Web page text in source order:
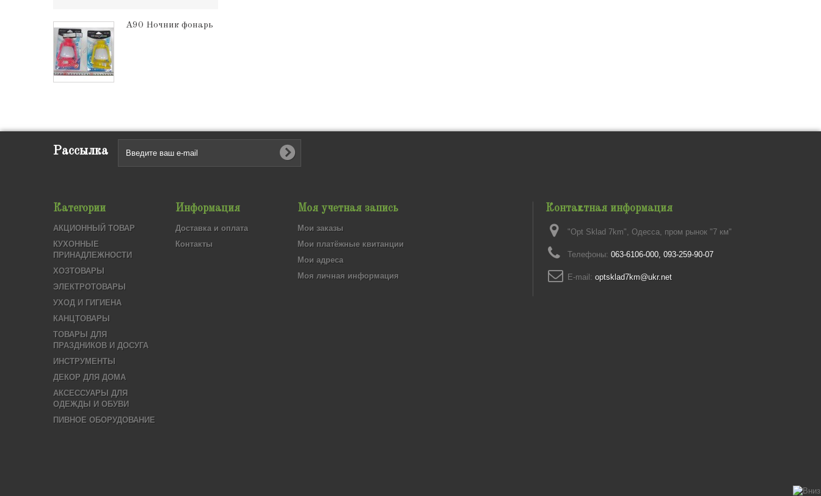
A90 Ночник фонарь
Рассылка
Категории
АКЦИОННЫЙ ТОВАР
КУХОННЫЕ
ПРИНАДЛЕЖНОСТИ
ХОЗТОВАРЫ
ЭЛЕКТРОТОВАРЫ
УХОД И ГИГИЕНА
КАНЦТОВАРЫ
ТОВАРЫ ДЛЯ
ПРАЗДНИКОВ И ДОСУГА
ИНСТРУМЕНТЫ
ДЕКОР ДЛЯ ДОМА
АКСЕССУАРЫ ДЛЯ
ОДЕЖДЫ И ОБУВИ
ПИВНОЕ ОБОРУДОВАНИЕ
Информация
Доставка и оплата
Контакты
Моя учетная запись
Мои заказы
Мои платёжные квитанции
Мои адреса
Моя личная информация
Контактная информация
"Opt Sklad 7km", Одесса, пром рынок "7 км"
Телефоны: 063-6106-000, 093-259-90-07
E-mail: optsklad7km@ukr.net